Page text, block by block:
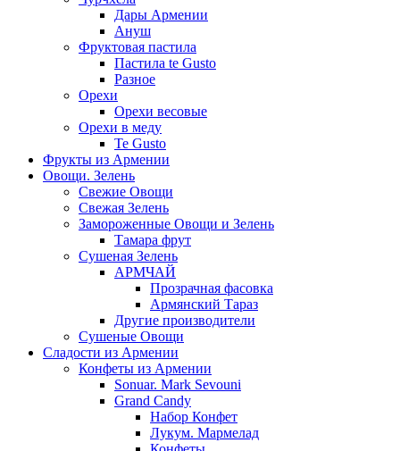
Дары Армении
Ануш
Фруктовая пастила
Пастила te Gusto
Разное
Орехи
Орехи весовые
Орехи в меду
Te Gusto
Фрукты из Армении
Овощи. Зелень
Свежие Овощи
Свежая Зелень
Замороженные Овощи и Зелень
Тамара фрут
Сушеная Зелень
АРМЧАЙ
Прозрачная фасовка
Армянский Тараз
Другие производители
Сушеные Овощи
Сладости из Армении
Конфеты из Армении
Sonuar. Mark Sevouni
Grand Candy
Набор Конфет
Лукум. Мармелад